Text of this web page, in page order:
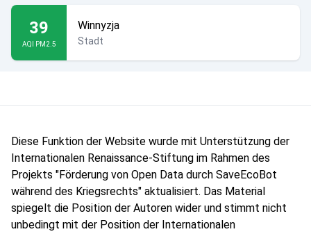
39
AQI PM2.5
Winnyzja
Stadt
Diese Funktion der Website wurde mit Unterstützung der
Internationalen Renaissance-Stiftung im Rahmen des
Projekts "Förderung von Open Data durch SaveEcoBot
während des Kriegsrechts" aktualisiert. Das Material
spiegelt die Position der Autoren wider und stimmt nicht
unbedingt mit der Position der Internationalen